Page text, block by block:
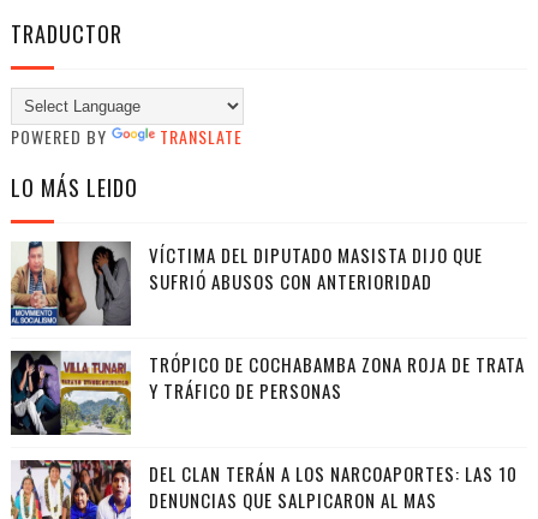
TRADUCTOR
POWERED BY TRANSLATE
LO MÁS LEIDO
VÍCTIMA DEL DIPUTADO MASISTA DIJO QUE
SUFRIÓ ABUSOS CON ANTERIORIDAD
TRÓPICO DE COCHABAMBA ZONA ROJA DE TRATA
Y TRÁFICO DE PERSONAS
DEL CLAN TERÁN A LOS NARCOAPORTES: LAS 10
DENUNCIAS QUE SALPICARON AL MAS